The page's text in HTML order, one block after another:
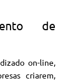
de
on-line,
criarem,